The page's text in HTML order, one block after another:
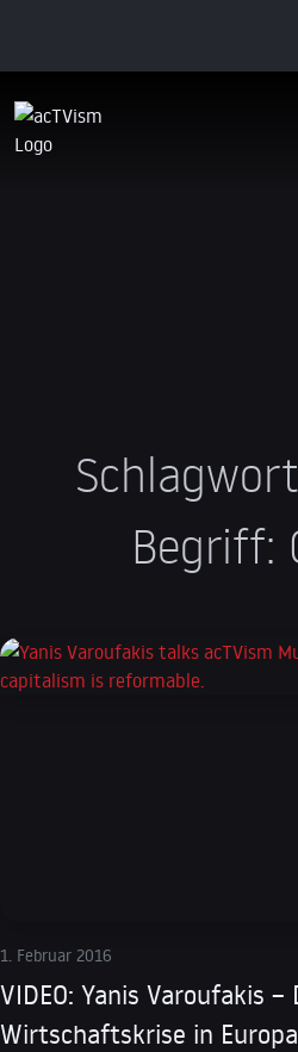
Begriff:
1. Februar 2016
VIDEO: Yanis Varoufakis
Wirtschaftskrise in